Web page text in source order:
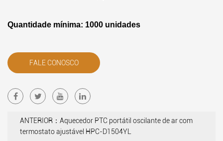
Quantidade mínima: 1000 unidades
FALE CONOSCO
ANTERIOR：Aquecedor PTC portátil oscilante de ar com
termostato ajustável HPC-D1504YL